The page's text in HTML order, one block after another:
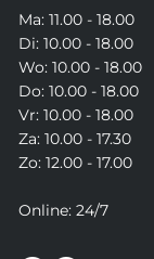
Ma: 11.00 - 18.00
Di: 10.00 - 18.00
Wo: 10.00 - 18.00
Do: 10.00 - 18.00
Vr: 10.00 - 18.00
Za: 10.00 - 17.30
Zo: 12.00 - 17.00
Online: 24/7